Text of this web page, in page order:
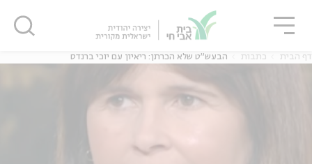
דף הבית כתבות הבעש"ט שלא הכרתן: ריאיון עם יוכי ברנדס
סגור